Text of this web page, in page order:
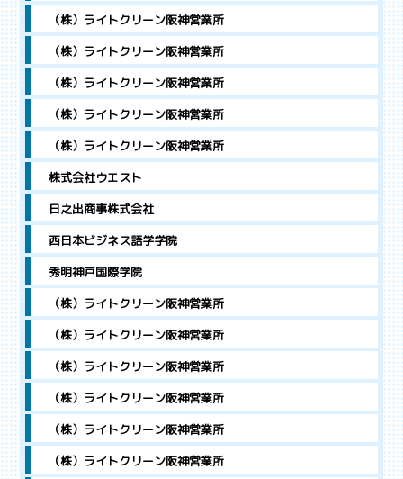
（株）ライトクリーン阪神営業所
（株）ライトクリーン阪神営業所
（株）ライトクリーン阪神営業所
（株）ライトクリーン阪神営業所
（株）ライトクリーン阪神営業所
株式会社ウエスト
日之出商事株式会社
西日本ビジネス語学学院
秀明神戸国際学院
（株）ライトクリーン阪神営業所
（株）ライトクリーン阪神営業所
（株）ライトクリーン阪神営業所
（株）ライトクリーン阪神営業所
（株）ライトクリーン阪神営業所
（株）ライトクリーン阪神営業所